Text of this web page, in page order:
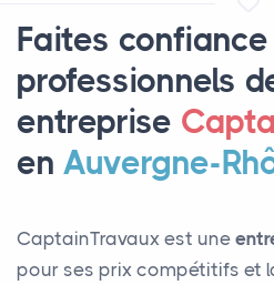
Faites
professionnels
entreprise
enAuvergne-
CaptainTravaux est une
pour ses prix compétitifs et